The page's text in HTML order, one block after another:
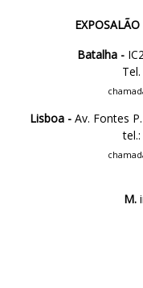
Batalha -
Lisboa - Av. Fontes
M.